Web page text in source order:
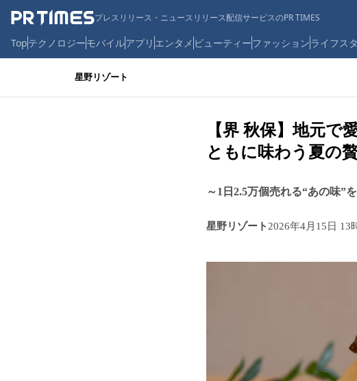
プレスリリース・ニュースリリース配信サービスのPR TIMES
Topテクノロジーモバイルアプリ エンタメ ビューティーファッションライフス
星野リゾート
【界 秋保】地元で
ともに味わう夏の
～1日2.5万個売れる“あの味”
星野リゾート 2026年4月15日 13